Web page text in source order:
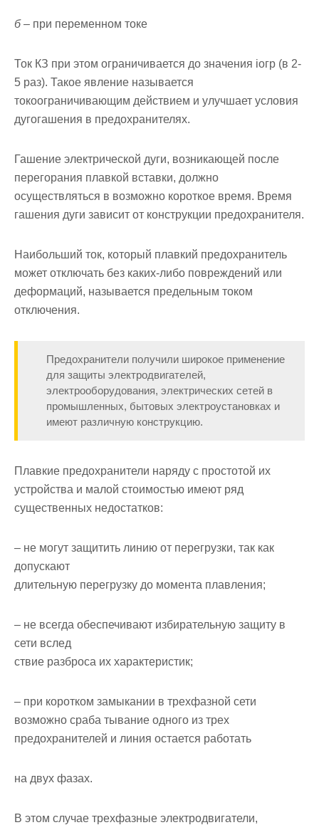
б – при переменном токе
Ток КЗ при этом ограничивается до значения iогр (в 2-
5 раз). Та­кое явление называется
токоограничивающим действием и улучшает условия
дугогашения в предохранителях.
Гашение электрической дуги, возникающей после
перегорания плавкой вставки, должно
осуществляться в возможно короткое время. Время
гашения дуги зависит от конструкции предохранителя.
Наибольший ток, который плавкий предохранитель
может от­ключать без каких-либо повреждений или
деформаций, называется предельным током
отключения.
Предохранители получили широкое применение
для защиты электродвигателей,
электрооборудования, электрических сетей в
про­мышленных, бытовых электроустановках и
имеют различную конст­рукцию.
Плавкие предохранители наряду с простотой их
устройства и малой стоимостью имеют ряд
существенных недостатков:
– не могут защитить линию от перегрузки, так как
допускают
длительную перегрузку до момента плавления;
– не всегда обеспечивают избирательную защиту в
сети вслед­
ствие разброса их характеристик;
– при коротком замыкании в трехфазной сети
возможно сраба­ тывание одного из трех
предохранителей и линия остается работать
на двух фазах.
В этом случае трехфазные электродвигатели,